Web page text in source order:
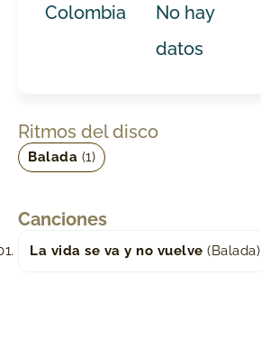
Colombia
No hay
datos
Ritmos del disco
Balada (1)
Canciones
La vida se va y no vuelve (Balada)